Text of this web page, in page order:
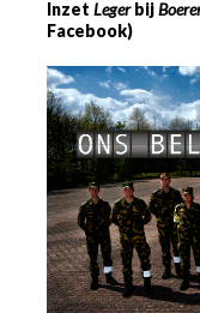
Inzet Legerbij
Facebook)